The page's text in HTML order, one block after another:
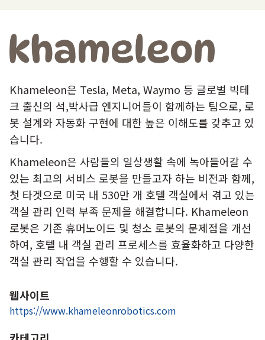
Khameleon은 Tesla, Meta, Waymo 등 글로벌 빅테
크 출신의 석,박사급 엔지니어들이 함께하는 팀으로, 로
봇 설계와 자동화 구현에 대한 높은 이해도를 갖추고 있
습니다.
Khameleon은 사람들의 일상생활 속에 녹아들어갈 수
있는 최고의 서비스 로봇을 만들고자 하는 비전과 함께,
첫 타겟으로 미국 내 530만 개 호텔 객실에서 겪고 있는
객실 관리 인력 부족 문제을 해결합니다. Khameleon
로봇은 기존 휴머노이드 및 청소 로봇의 문제점을 개선
하여, 호텔 내 객실 관리 프로세스를 효율화하고 다양한
객실 관리 작업을 수행할 수 있습니다.
웹사이트
https://www.khameleonrobotics.com